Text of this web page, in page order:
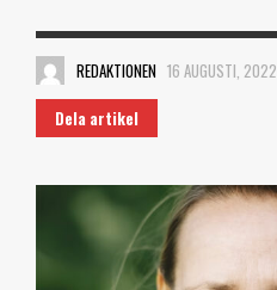
REDAKTIONEN 16 AUGUSTI, 2022
Dela artikel